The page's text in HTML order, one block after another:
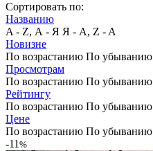
Сортировать по:
Названию
A - Z, А - Я Я - А, Z - A
Новизне
По возрастанию По убыванию
Просмотрам
По возрастанию По убыванию
Рейтингу
По возрастанию По убыванию
Цене
По возрастанию По убыванию
-11 %